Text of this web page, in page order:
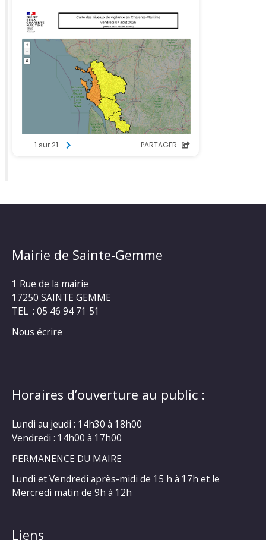
Mairie de Sainte-Gemme
1 Rue de la mairie
17250 SAINTE GEMME
TEL : 05 46 94 71 51
Nous écrire
Horaires d’ouverture au public :
Lundi au jeudi : 14h30 à 18h00
Vendredi : 14h00 à 17h00
PERMANENCE DU MAIRE
Lundi et Vendredi après-midi de 15 h à 17h et le
Mercredi matin de 9h à 12h
Liens